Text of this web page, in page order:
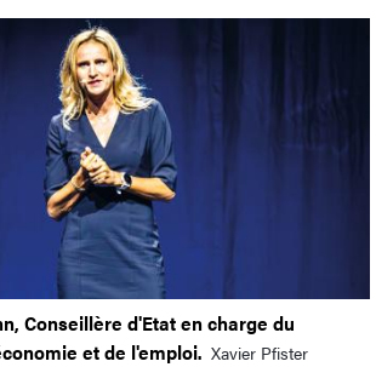
Conseillère d'Etat en charge du
et de l'emploi. Xavier Pfister